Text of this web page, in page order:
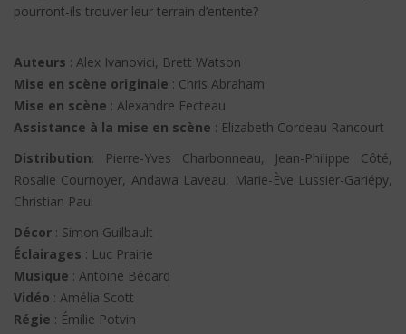
pourront-ils trouver leur terrain d’entente?
Auteurs : Alex Ivanovici, Brett Watson
Mise en scène originale : Chris Abraham
Mise en scène : Alexandre Fecteau
Assistance à la mise en scène : Elizabeth Cordeau Rancourt
Distribution: Pierre-Yves Charbonneau, Jean-Philippe Côté,
Rosalie Cournoyer, Andawa Laveau, Marie-Ève Lussier-Gariépy,
Christian Paul
Décor : Simon Guilbault
Éclairages : Luc Prairie
Musique : Antoine Bédard
Vidéo : Amélia Scott
Régie : Émilie Potvin